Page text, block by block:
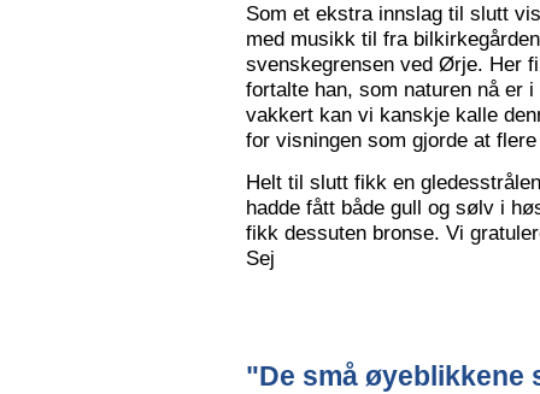
Som et ekstra innslag til slutt
med musikk til fra
svenskegrensen ved Ørje. Her
fortalte han, som naturen nå er
vakkert kan vi kanskje kalle
for visningen som gjorde at
Helt til slutt fikk en
hadde fått både gull og sølv i
fikk dessuten bronse. Vi
Sej
"De små øyeblikkene